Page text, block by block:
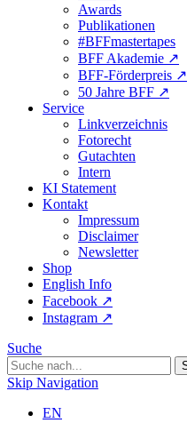
Awards
Publikationen
#BFFmastertapes
BFF Akademie ↗︎
BFF-Förderpreis ↗︎
50 Jahre BFF ↗︎
Service
Linkverzeichnis
Fotorecht
Gutachten
Intern
KI Statement
Kontakt
Impressum
Disclaimer
Newsletter
Shop
English Info
Facebook ↗︎
Instagram ↗︎
Suche
Skip Navigation
EN